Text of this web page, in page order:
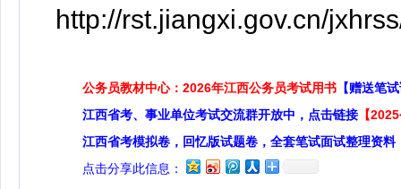
http://rst.jiangxi.gov.cn/
公务员教材中心：2026年江西公务员考试用书 【赠送笔
江西省考、事业单位考试交流群开放中，点击链接 【
江西省考模拟卷，回忆版试题卷，全套笔试面试整理资料
点击分享此信息：